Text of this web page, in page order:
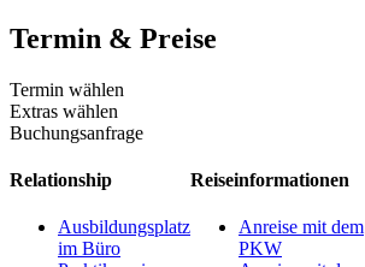
Termin & Preise
Termin wählen
Extras wählen
Buchungsanfrage
Relationship
Ausbildungsplatz
im Büro
Reiseinformationen
Anreise mit dem
PKW